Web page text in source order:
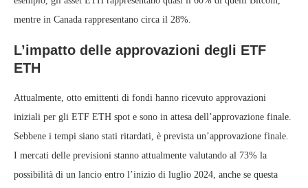
mentre in Canada rappresentano circa il 28%.
L’impatto delle approvazioni degli ETF
ETH
Attualmente, otto emittenti di fondi hanno ricevuto approvazioni
iniziali per gli ETF ETH spot e sono in attesa dell’approvazione finale.
Sebbene i tempi siano stati ritardati, è prevista un’approvazione finale.
I mercati delle previsioni stanno attualmente valutando al 73% la
possibilità di un lancio entro l’inizio di luglio 2024, anche se questa